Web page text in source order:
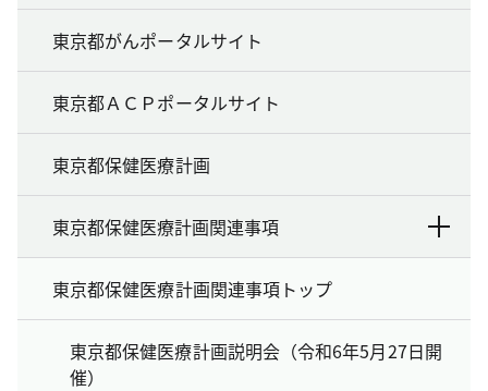
東京都がんポータルサイト
東京都ＡＣＰポータルサイト
東京都保健医療計画
東京都保健医療計画関連事項
東京都保健医療計画関連事項トップ
東京都保健医療計画説明会（令和6年5月27日開
催）